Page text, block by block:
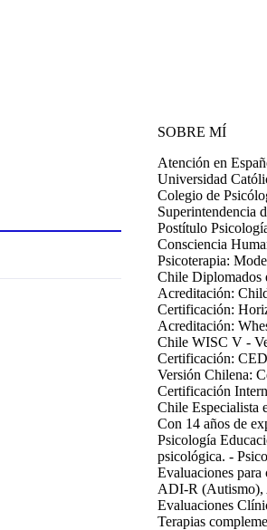
SOBRE MÍ
Atención en
Universidad
Colegio de
Superintendencia
Postítulo
Consciencia
Psicoterapia:
Chile Diplomados
Acreditación:
Certificación:
Acreditación:
Chile WISC V -
Certificación:
Versión Chilena:
Certificación
Chile Especialista
Con 14 años de
Psicología
psicológica. -
Evaluaciones
ADI-R (Autismo),
Evaluaciones
Terapias